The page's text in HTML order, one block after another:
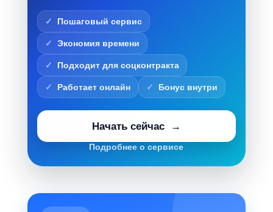
Пошаговый сервис
Экономия времени
Подходит для соцконтракта
Работает онлайн Бонус внутри
Начать сейчас
Подробнее о сервисе